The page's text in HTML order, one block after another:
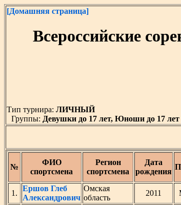
[Домашняя страница]
Всероссийские
Тип турнира: ЛИЧНЫЙ
Группы: Девушки до 17 лет, Юноши до 17 лет
№
ФИО
спортсмена
Регион
спортсмена
Дата
рождения
1.
Ершов Глеб
Александрович
Омская
область
2011